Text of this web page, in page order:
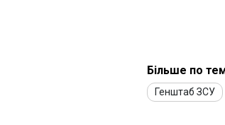
Більше по
Генштаб ЗСУ